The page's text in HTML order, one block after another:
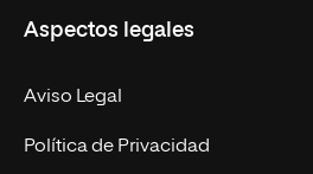
Empresa
MBA
Marketing y Comunicación
Nuestro Equipo
Contacto
Aspectos legales
Aviso Legal
Política de Privacidad